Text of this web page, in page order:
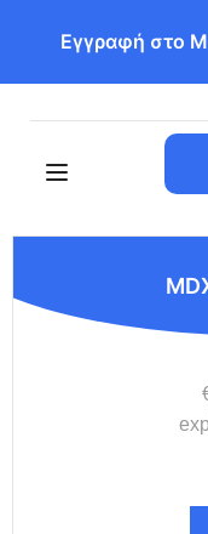
Εγγραφή στο